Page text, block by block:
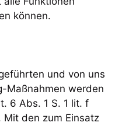
können.
und von uns
Maßnahmen werden
6 Abs. 1 S. 1 lit. f
Mit den zum Einsatz